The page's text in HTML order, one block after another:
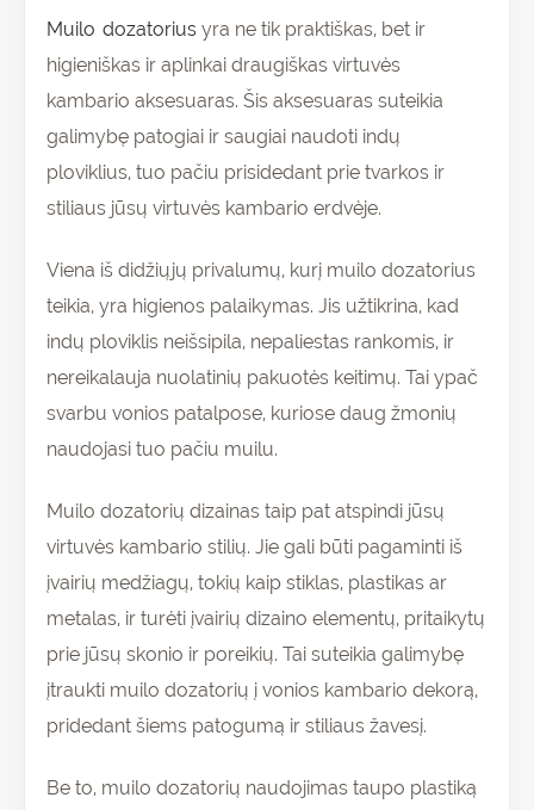
Muilo dozatorius yra ne tik praktiškas, bet ir
higieniškas ir aplinkai draugiškas virtuvės
kambario aksesuaras. Šis aksesuaras suteikia
galimybę patogiai ir saugiai naudoti indų
ploviklius, tuo pačiu prisidedant prie tvarkos ir
stiliaus jūsų virtuvės kambario erdvėje.
Viena iš didžiųjų privalumų, kurį muilo dozatorius
teikia, yra higienos palaikymas. Jis užtikrina, kad
indų ploviklis neišsipila, nepaliestas rankomis, ir
nereikalauja nuolatinių pakuotės keitimų. Tai ypač
svarbu vonios patalpose, kuriose daug žmonių
naudojasi tuo pačiu muilu.
Muilo dozatorių dizainas taip pat atspindi jūsų
virtuvės kambario stilių. Jie gali būti pagaminti iš
įvairių medžiagų, tokių kaip stiklas, plastikas ar
metalas, ir turėti įvairių dizaino elementų, pritaikytų
prie jūsų skonio ir poreikių. Tai suteikia galimybę
įtraukti muilo dozatorių į vonios kambario dekorą,
pridedant šiems patogumą ir stiliaus žavesį.
Be to, muilo dozatorių naudojimas taupo plastiką